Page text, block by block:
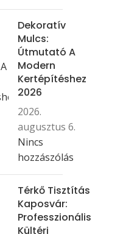
Dekoratív
Mulcs:
Útmutató A
Modern
Kertépítéshez
2026
2026.
augusztus 6.
Nincs
hozzászólás
Térkő Tisztítás
Kaposvár:
Professzionális
Kültéri